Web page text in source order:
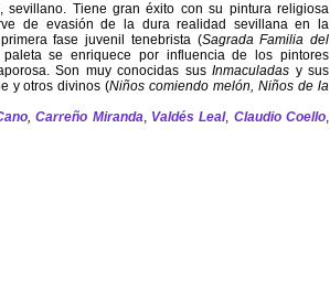
sevillano. Tiene gran éxito con su pintura religiosa
de evasión de la dura realidad sevillana en la
fase juvenil tenebrista (Sagrada Familia del
se enriquece por influencia de los pintores
Son muy conocidas susInmaculadas y sus
y otros divinos (Niños comiendo melón, Niños de la
,Carreño Miranda, Valdés Leal, Claudio Coello,